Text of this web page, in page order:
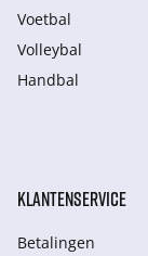
Voetbal
Volleybal
Handbal
KLANTENSERVICE
Betalingen